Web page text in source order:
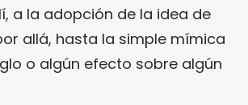
a la adopción de la idea de
allá, hasta la simple mímica
o algún efecto sobre algún